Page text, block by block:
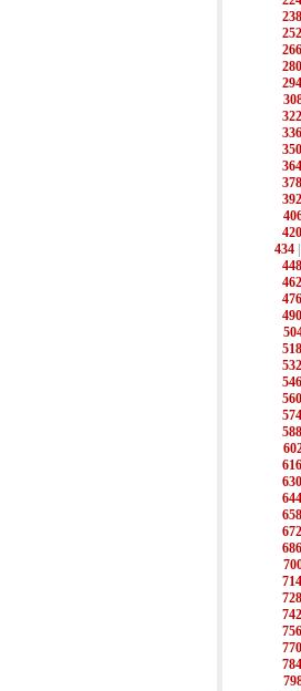
238
252
266
280
294
322
336
350
364
378
392
420
434
448
462
476
490
518
532
546
560
574
588
616
630
644
658
672
686
714
728
742
756
770
784